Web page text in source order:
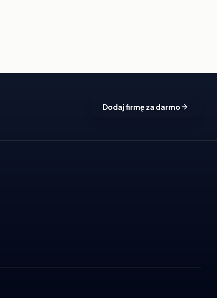
Dodaj firmę za darmo